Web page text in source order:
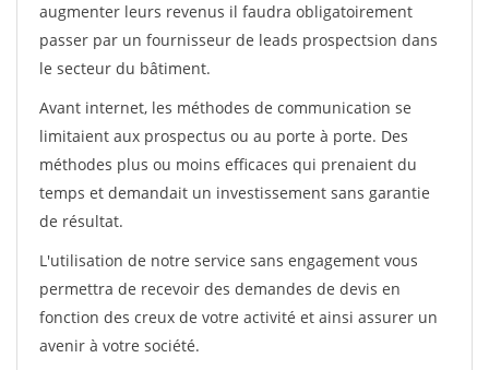
augmenter leurs revenus il faudra obligatoirement
passer par un fournisseur de leads prospectsion dans
le secteur du bâtiment.
Avant internet, les méthodes de communication se
limitaient aux prospectus ou au porte à porte. Des
méthodes plus ou moins efficaces qui prenaient du
temps et demandait un investissement sans garantie
de résultat.
L'utilisation de notre service sans engagement vous
permettra de recevoir des demandes de devis en
fonction des creux de votre activité et ainsi assurer un
avenir à votre société.